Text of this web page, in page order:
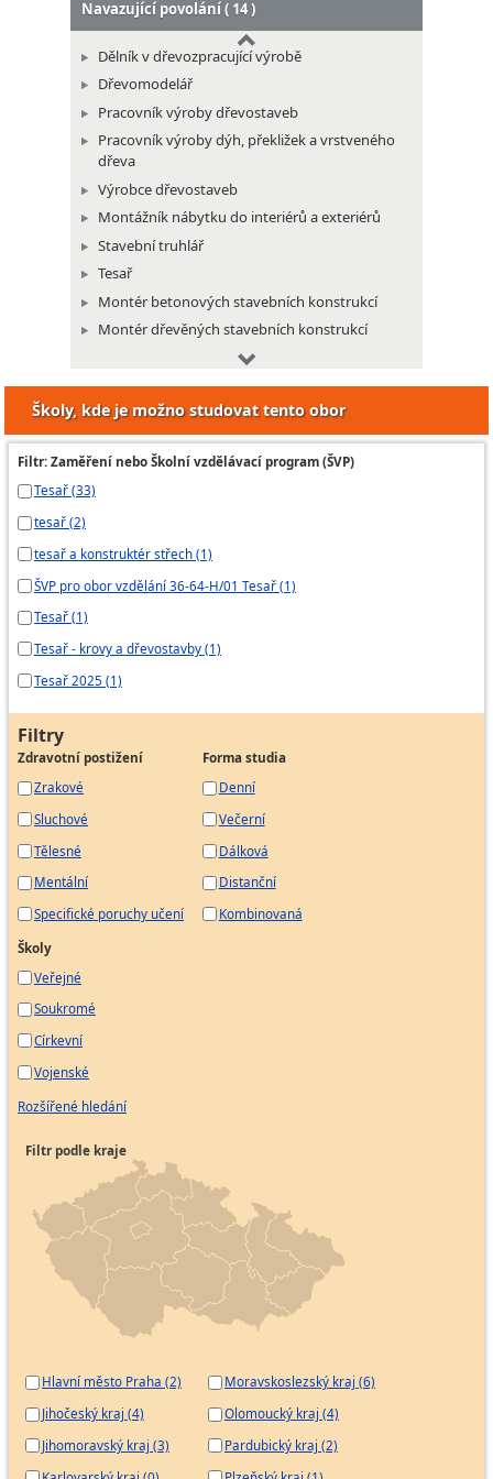
Navazující povolání ( 14 )
Dělník v dřevozpracující výrobě
Dřevomodelář
Pracovník výroby dřevostaveb
Pracovník výroby dýh, překližek a vrstveného
dřeva
Výrobce dřevostaveb
Montážník nábytku do interiérů a exteriérů
Stavební truhlář
Tesař
Montér betonových stavebních konstrukcí
Montér dřevěných stavebních konstrukcí
Montér protihlukových a antivibračních izolací a
akustických úprav budov
Montér stavebních konstrukcí
Montér zateplovacích systémů
Stavěč dekorací
Školy, kde je možno studovat tento obor
Filtr: Zaměření nebo Školní vzdělávací program (ŠVP)
Tesař (33)
tesař (2)
tesař a konstruktér střech (1)
ŠVP pro obor vzdělání 36-64-H/01 Tesař (1)
Tesař (1)
Tesař - krovy a dřevostavby (1)
Tesař 2025 (1)
Filtry
Zdravotní postižení
Zrakové
Sluchové
Tělesné
Mentální
Specifické poruchy učení
Forma studia
Denní
Večerní
Dálková
Distanční
Kombinovaná
Školy
Veřejné
Soukromé
Církevní
Vojenské
Rozšířené hledání
Filtr podle kraje
Hlavní město Praha (2)
Jihočeský kraj (4)
Jihomoravský kraj (3)
Moravskoslezský kraj (6)
Olomoucký kraj (4)
Pardubický kraj (2)